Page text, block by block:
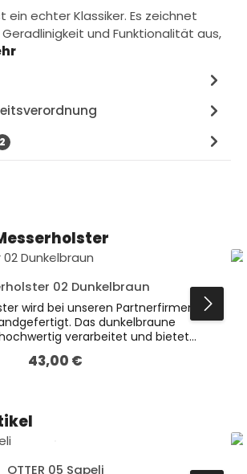
ein echter Klassiker. Es zeichnet
und Funktionalität aus,
2
02 Dunkelbraun
wird bei unseren Partnerfirmen
Das dunkelbraune
verarbeitet und bietet
Schutz für verschiedene
Rückseite befindet sich eine fest
ist ein Naturprodukt. Farbliche
sind möglich.
Regulärer Preis:
43,00 €
OTTER 05 Sapeli